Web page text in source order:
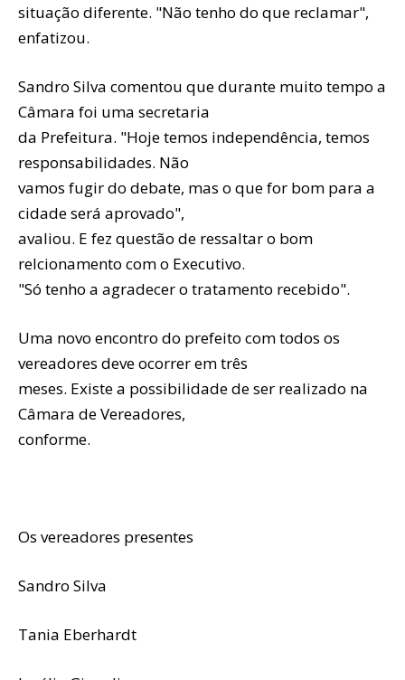
situação diferente. "Não tenho do que reclamar",
enfatizou.
Sandro Silva comentou que durante muito tempo a
Câmara foi uma secretaria
da Prefeitura. "Hoje temos independência, temos
responsabilidades. Não
vamos fugir do debate, mas o que for bom para a
cidade será aprovado",
avaliou. E fez questão de ressaltar o bom
relcionamento com o Executivo.
"Só tenho a agradecer o tratamento recebido".
Uma novo encontro do prefeito com todos os
vereadores deve ocorrer em três
meses. Existe a possibilidade de ser realizado na
Câmara de Vereadores,
conforme.
Os vereadores presentes
Sandro Silva
Tania Eberhardt